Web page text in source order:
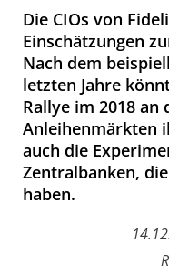
Die CIOs von
Einschätzungen
Nach dem
letzten Jahre
Rallye im 2018 an
Anleihenmärkten
auch die
Zentralbanken,
haben.